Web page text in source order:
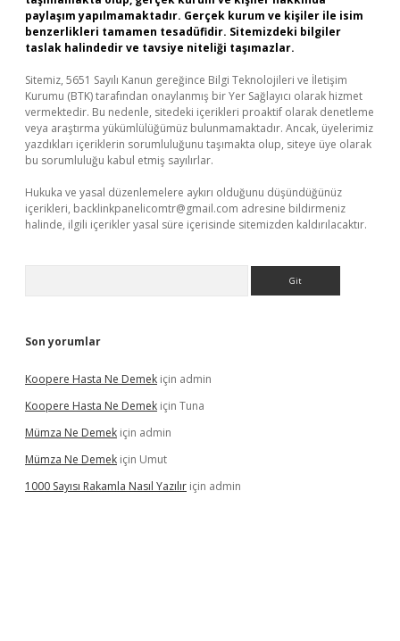
paylaşım yapılmamaktadır. Gerçek kurum ve kişiler ile isim
benzerlikleri tamamen tesadüfidir. Sitemizdeki bilgiler
taslak halindedir ve tavsiye niteliği taşımazlar.
Sitemiz, 5651 Sayılı Kanun gereğince Bilgi Teknolojileri ve İletişim
Kurumu (BTK) tarafından onaylanmış bir Yer Sağlayıcı olarak hizmet
vermektedir. Bu nedenle, sitedeki içerikleri proaktif olarak denetleme
veya araştırma yükümlülüğümüz bulunmamaktadır. Ancak, üyelerimiz
yazdıkları içeriklerin sorumluluğunu taşımakta olup, siteye üye olarak
bu sorumluluğu kabul etmiş sayılırlar.
Hukuka ve yasal düzenlemelere aykırı olduğunu düşündüğünüz
içerikleri, backlinkpanelicomtr@gmail.com adresine bildirmeniz
halinde, ilgili içerikler yasal süre içerisinde sitemizden kaldırılacaktır.
Son yorumlar
Koopere Hasta Ne Demek için admin
Koopere Hasta Ne Demek için Tuna
Mümza Ne Demek için admin
Mümza Ne Demek için Umut
1000 Sayısı Rakamla Nasıl Yazılır için admin